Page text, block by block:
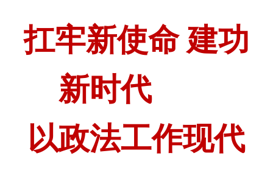
扛牢新使命 建功
新时代
以政法工作现代